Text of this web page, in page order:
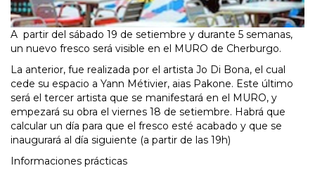
A partir del sábado 19 de setiembre y durante 5 semanas,
un nuevo fresco será visible en el MURO de Cherburgo.
La anterior, fue realizada por el artista Jo Di Bona, el cual
cede su espacio a Yann Métivier, aias Pakone. Este último
será el tercer artista que se manifestará en el MURO, y
empezará su obra el viernes 18 de setiembre. Habrá que
calcular un día para que el fresco esté acabado y que se
inaugurará al día siguiente (a partir de las 19h)
Informaciones prácticas